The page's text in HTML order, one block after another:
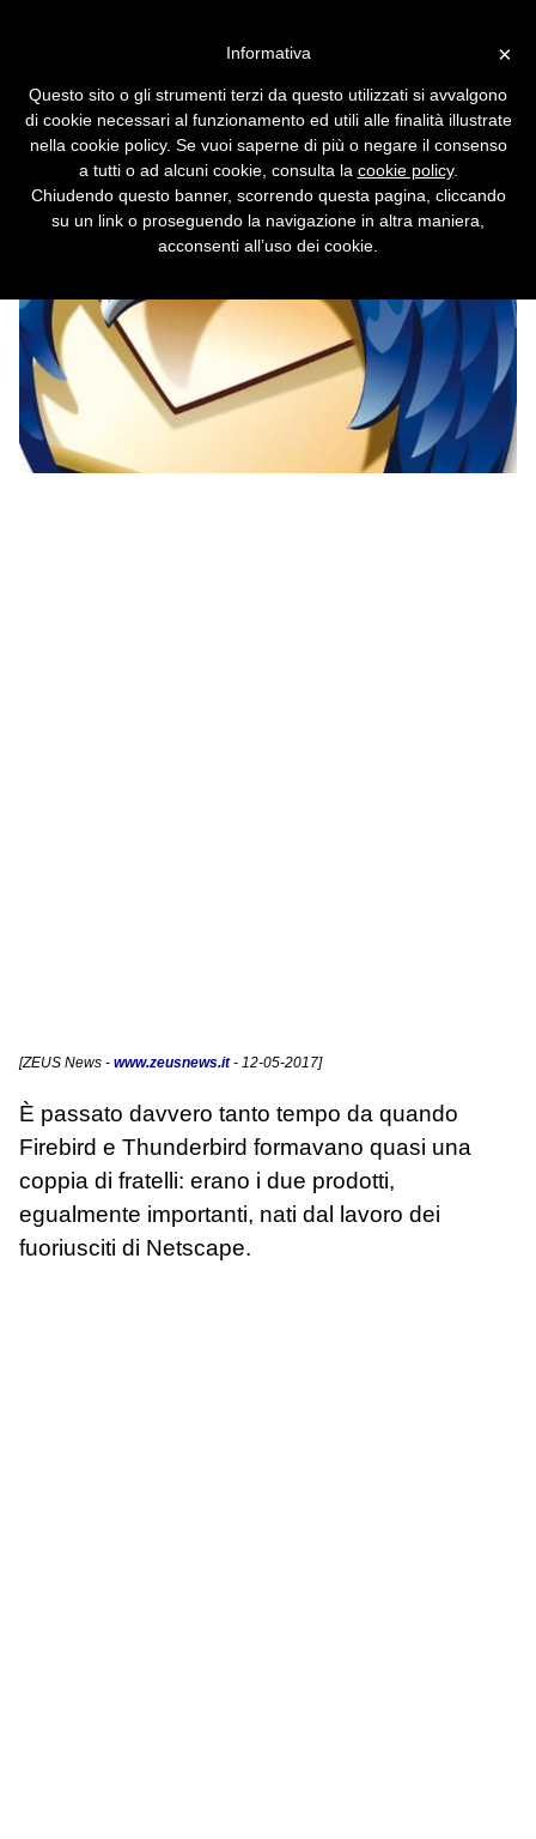
Lo sviluppo del software di posta d'ora in poi
sarà indipendente.
[ZEUS News - www.zeusnews.it- 12-05-2017]
È passato davvero tanto tempo da quando
Firebird e Thunderbird formavano quasi una
coppia di fratelli: erano i due prodotti,
egualmente importanti, nati dal lavoro dei
fuoriusciti di Netscape.
×
Informativa
Questo sito o gli strumenti terzi da questo utilizzati si avvalgono
di cookie necessari al funzionamento ed utili alle finalità illustrate
nella cookie policy. Se vuoi saperne di più o negare il consenso
a tutti o ad alcuni cookie, consulta la cookie policy.
Chiudendo questo banner, scorrendo questa pagina, cliccando
su un link o proseguendo la navigazione in altra maniera,
acconsenti all’uso dei cookie.